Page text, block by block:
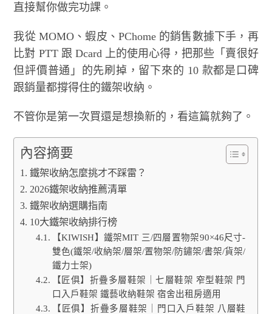
直接幫你做完功課。
我從 MOMO、蝦皮、PChome 的銷售數據下手，再
比對 PTT 跟 Dcard 上的使用心得，把那些「賣很好
但評價普通」的先刷掉，留下來的 10 款都是口碑
跟銷量都撐得住的鐵架收納。
不管你是第一次買還是想換新的，看這篇就夠了。
內容摘要
鐵架收納怎麼挑才不踩雷？
2026鐵架收納推薦清單
鐵架收納選購指南
10大鐵架收納排行榜
【KIWISH】鐵架MIT 三/四層置物架90×46尺寸-
雙色(鐵架/收納架/層架/置物架/防鏽架/書架/貨架/
鐵力士架)
【匠俱】折疊多層鞋架｜七層鞋架 窄型鞋架 門
口入戶鞋架 鐵藝收納鞋架 宿舍出租房適用
【匠俱】折疊多層鞋架｜門口入戶鞋架 八層鞋